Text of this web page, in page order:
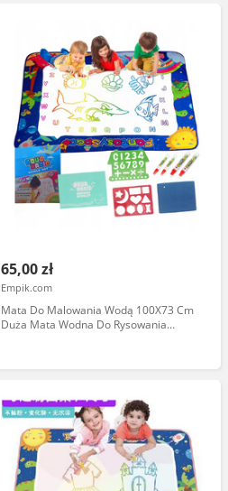
65,00 zł
Empik.com
Mata Do Malowania Wodą 100X73 Cm
Duża Mata Wodna Do Rysowania